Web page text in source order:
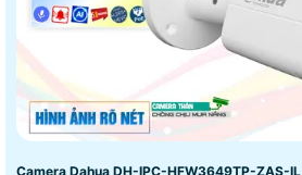
Camera Dahua DH-IPC-HFW3649TP-ZAS-IL